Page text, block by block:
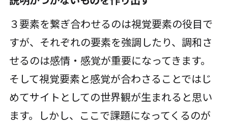
３要素を繋ぎ合わせるのは視覚要素の役目で
すが、それぞれの要素を強調したり、調和さ
せるのは感情・感覚が重要になってきます。
そして視覚要素と感覚が合わさることではじ
めてサイトとしての世界観が生まれると思い
ます。しかし、ここで課題になってくるのが